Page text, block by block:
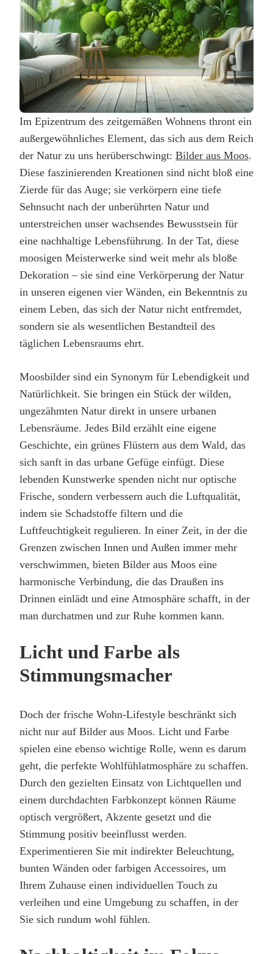
Im Epizentrum des zeitgemäßen Wohnens thront ein
außergewöhnliches Element, das sich aus dem Reich
der Natur zu uns herüberschwingt: Bilder aus Moos.
Diese faszinierenden Kreationen sind nicht bloß eine
Zierde für das Auge; sie verkörpern eine tiefe
Sehnsucht nach der unberührten Natur und
unterstreichen unser wachsendes Bewusstsein für
eine nachhaltige Lebensführung. In der Tat, diese
moosigen Meisterwerke sind weit mehr als bloße
Dekoration – sie sind eine Verkörperung der Natur
in unseren eigenen vier Wänden, ein Bekenntnis zu
einem Leben, das sich der Natur nicht entfremdet,
sondern sie als wesentlichen Bestandteil des
täglichen Lebensraums ehrt.
Moosbilder sind ein Synonym für Lebendigkeit und
Natürlichkeit. Sie bringen ein Stück der wilden,
ungezähmten Natur direkt in unsere urbanen
Lebensräume. Jedes Bild erzählt eine eigene
Geschichte, ein grünes Flüstern aus dem Wald, das
sich sanft in das urbane Gefüge einfügt. Diese
lebenden Kunstwerke spenden nicht nur optische
Frische, sondern verbessern auch die Luftqualität,
indem sie Schadstoffe filtern und die
Luftfeuchtigkeit regulieren. In einer Zeit, in der die
Grenzen zwischen Innen und Außen immer mehr
verschwimmen, bieten Bilder aus Moos eine
harmonische Verbindung, die das Draußen ins
Drinnen einlädt und eine Atmosphäre schafft, in der
man durchatmen und zur Ruhe kommen kann.
Licht und Farbe als
Stimmungsmacher
Doch der frische Wohn-Lifestyle beschränkt sich
nicht nur auf Bilder aus Moos. Licht und Farbe
spielen eine ebenso wichtige Rolle, wenn es darum
geht, die perfekte Wohlfühlatmosphäre zu schaffen.
Durch den gezielten Einsatz von Lichtquellen und
einem durchdachten Farbkonzept können Räume
optisch vergrößert, Akzente gesetzt und die
Stimmung positiv beeinflusst werden.
Experimentieren Sie mit indirekter Beleuchtung,
bunten Wänden oder farbigen Accessoires, um
Ihrem Zuhause einen individuellen Touch zu
verleihen und eine Umgebung zu schaffen, in der
Sie sich rundum wohl fühlen.